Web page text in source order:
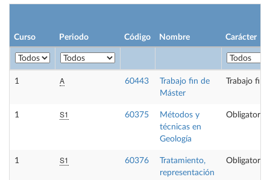
Curso Periodo Código Nombre Carácter
1 A 60443
Trabajo fin de
Máster
Trabajo fin
1 S1 60375
Métodos y
técnicas en
Geología
Obligatoria
1 S1 60376
Tratamiento,
representación
Obligatoria